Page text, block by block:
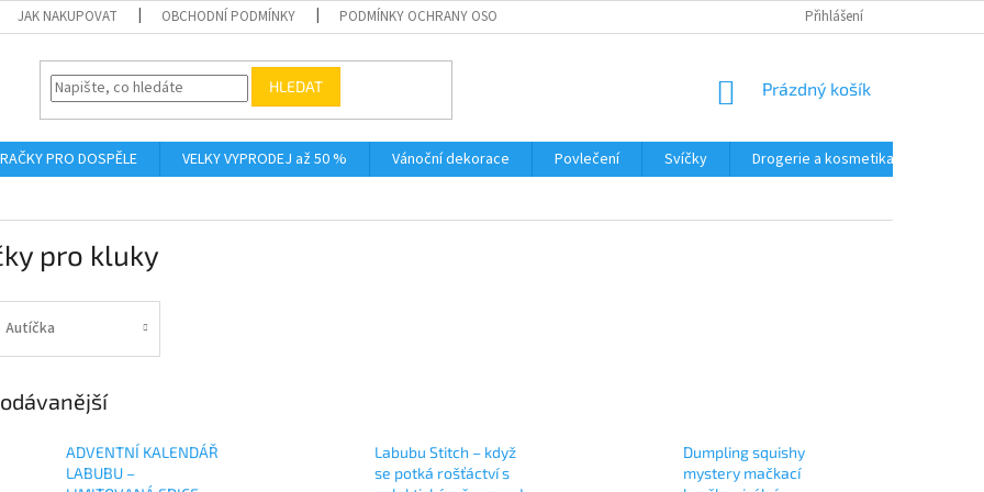
JAK NAKUPOVAT OBCHODNÍ PODMÍNKY PODMÍNKY OCHRANY OSOBNÍCH ÚDAJŮ Přihlášení
HLEDAT
NÁKUPNÍ
Prázdný košík
PRO DOSPĚLE VELKY VYPRODEJ až 50 % Vánoční dekorace Povlečení Svíčky Drogerie a kosmetika
pro kluky
Autíčka
ADVENTNÍ KALENDÁŘ
LABUBU –
Labubu Stitch – když
se potká rošťáctví s
Dumpling squishy
mystery mačkací